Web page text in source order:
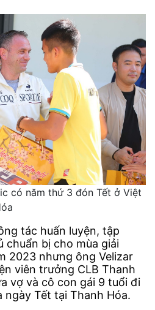
có năm thứ 3 đón Tết ở Việt
tác huấn luyện, tập
chuẩn bị cho mùa giải
2023 nhưng ông Velizar
viên trưởng CLB Thanh
vợ và cô con gái 9 tuổi đi
ngày Tết tại Thanh Hóa.